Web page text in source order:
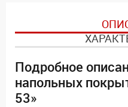
Подробное
напольных
53»